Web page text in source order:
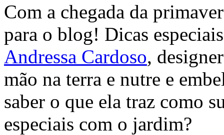
Com a chegada da
para o blog! Dicas
Andressa Cardoso,
mão na terra e nutre e
saber o que ela traz como
especiais com o jardim?